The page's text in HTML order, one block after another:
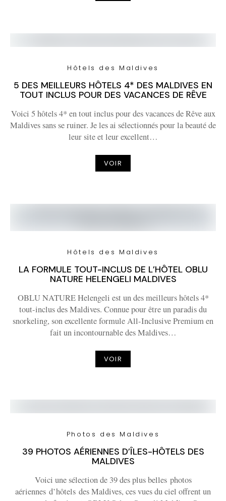
Hôtels des Maldives
5 DES MEILLEURS HÔTELS 4* DES MALDIVES EN
TOUT INCLUS POUR DES VACANCES DE RÊVE
Voici 5 hôtels 4* en tout inclus pour des vacances de Rêve aux
Maldives sans se ruiner. Je les ai sélectionnés pour la beauté de
leur site et leur excellent…
VOIR
Hôtels des Maldives
LA FORMULE TOUT-INCLUS DE L’HÔTEL OBLU
NATURE HELENGELI MALDIVES
OBLU NATURE Helengeli est un des meilleurs hôtels 4*
tout-inclus des Maldives. Connue pour être un paradis du
snorkeling, son excellente formule All-Inclusive Premium en
fait un incontournable des Maldives…
VOIR
Photos des Maldives
39 PHOTOS AÉRIENNES D’ÎLES-HÔTELS DES
MALDIVES
Voici une sélection de 39 des plus belles photos
aériennes d’hôtels des Maldives, ces vues du ciel offrent un